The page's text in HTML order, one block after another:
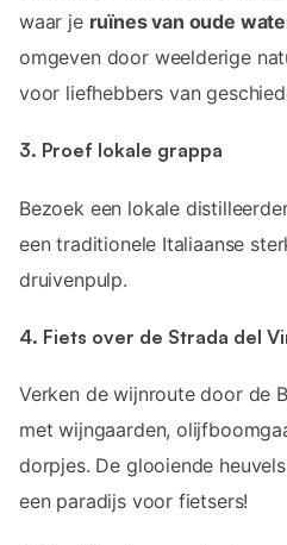
waar je ruïnes van oude
omgeven door weelderige
voor liefhebbers van
3. Proef lokale grappa
Bezoek een lokale
een traditionele Italiaanse
druivenpulp.
4. Fiets over de Strada del
Verken de wijnroute door de
met wijngaarden,
dorpjes. De glooiende
een paradijs voor fietsers!